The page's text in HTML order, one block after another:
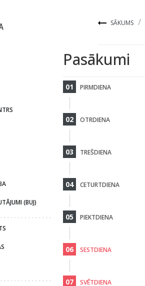
SĀKUMS
(BUJ)
Pasākumi
01 PIRMDIENA
02 OTRDIENA
03 TREŠDIENA
04 CETURTDIENA
05 PIEKTDIENA
06 SESTDIENA
07 SVĒTDIENA